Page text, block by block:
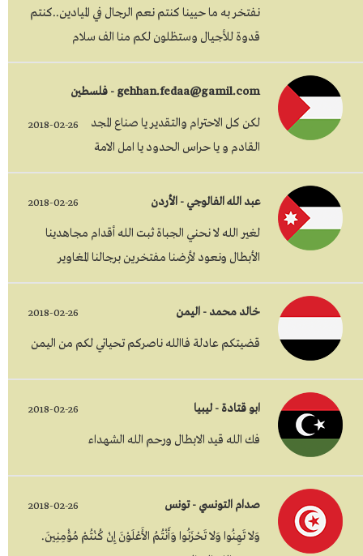
نفتخر به ما حيينا كنتم نعم الرجال في الميادين..كنتم
قدوة للأجيال وستظلون لكم منا الف سلام
gehhan.fedaa@gamil.com - فلسطين
2018-02-26
لكن كل الاحترام والتقدير يا صناع المجد
القادم و يا حراس الحدود يا امل الامة
عبد الله الفالوجي - الأردن 2018-02-26
لغير الله لا نحني الجباة ثبت الله أقدام مجاهدينا
الأبطال ونعود لأرضنا مفتخرين برجالنا المغاوير
خالد محمد - اليمن 2018-02-26
قضيتكم عادلة فاالله ناصركم تحياتي لكم من اليمن
ابو قتادة - ليبيا 2018-02-26
فك الله قيد الابطال ورحم الله الشهداء
صدام التونسي - تونس 2018-02-26
وَلا تَهِنُوا وَلا تَحْزَنُوا وَأَنْتُمُ الأَعْلَوْنَ إِنْ كُنْتُمْ مُؤْمِنِينَ.